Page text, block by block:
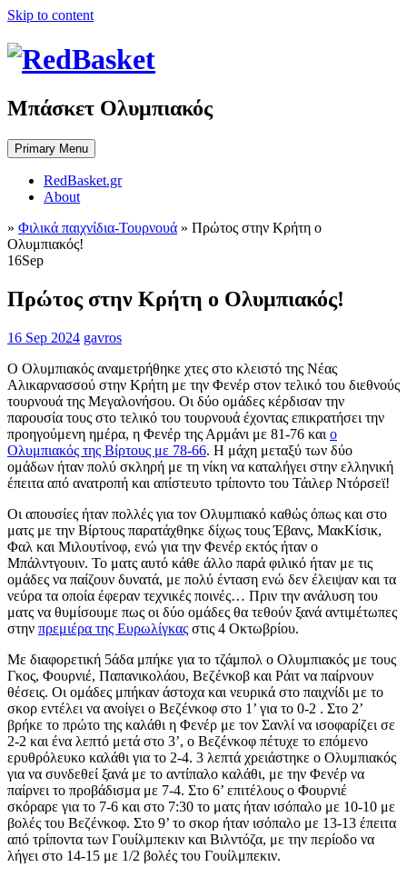
Skip to content
Μπάσκετ Ολυμπιακός
Primary Menu
RedBasket.gr
About
» Φιλικά παιχνίδια-Τουρνουά » Πρώτος στην Κρήτη ο
Ολυμπιακός!
16Sep
Πρώτος στην Κρήτη ο Ολυμπιακός!
16 Sep 2024 gavros
Ο Ολυμπιακός αναμετρήθηκε χτες στο κλειστό της Νέας
Αλικαρνασσού στην Κρήτη με την Φενέρ στον τελικό του διεθνούς
τουρνουά της Μεγαλονήσου. Οι δύο ομάδες κέρδισαν την
παρουσία τους στο τελικό του τουρνουά έχοντας επικρατήσει την
προηγούμενη ημέρα, η Φενέρ της Αρμάνι με 81-76 και ο
Ολυμπιακός της Βίρτους με 78-66. Η μάχη μεταξύ των δύο
ομάδων ήταν πολύ σκληρή με τη νίκη να καταλήγει στην ελληνική
έπειτα από ανατροπή και απίστευτο τρίποντο του Τάιλερ Ντόρσεϊ!
Οι απουσίες ήταν πολλές για τον Ολυμπιακό καθώς όπως και στο
ματς με την Βίρτους παρατάχθηκε δίχως τους Έβανς, ΜακΚίσικ,
Φαλ και Μιλουτίνοφ, ενώ για την Φενέρ εκτός ήταν ο
Μπάλντγουιν. Το ματς αυτό κάθε άλλο παρά φιλικό ήταν με τις
ομάδες να παίζουν δυνατά, με πολύ ένταση ενώ δεν έλειψαν και τα
νεύρα τα οποία έφεραν τεχνικές ποινές… Πριν την ανάλυση του
ματς να θυμίσουμε πως οι δύο ομάδες θα τεθούν ξανά αντιμέτωπες
στην πρεμιέρα της Ευρωλίγκας στις 4 Οκτωβρίου.
Με διαφορετική 5άδα μπήκε για το τζάμπολ ο Ολυμπιακός με τους
Γκος, Φουρνιέ, Παπανικολάου, Βεζένκοβ και Ράιτ να παίρνουν
θέσεις. Οι ομάδες μπήκαν άστοχα και νευρικά στο παιχνίδι με το
σκορ εντέλει να ανοίγει ο Βεζένκοφ στο 1’ για το 0-2 . Στο 2’
βρήκε το πρώτο της καλάθι η Φενέρ με τον Σανλί να ισοφαρίζει σε
2-2 και ένα λεπτό μετά στο 3’, ο Βεζένκοφ πέτυχε το επόμενο
ερυθρόλευκο καλάθι για το 2-4. 3 λεπτά χρειάστηκε ο Ολυμπιακός
για να συνδεθεί ξανά με το αντίπαλο καλάθι, με την Φενέρ να
παίρνει το προβάδισμα με 7-4. Στο 6’ επιτέλους ο Φουρνιέ
σκόραρε για το 7-6 και στο 7:30 το ματς ήταν ισόπαλο με 10-10 με
βολές του Βεζένκοφ. Στο 9’ το σκορ ήταν ισόπαλο με 13-13 έπειτα
από τρίποντα των Γουίλμπεκιν και Βιλντόζα, με την περίοδο να
λήγει στο 14-15 με 1/2 βολές του Γουίλμπεκιν.